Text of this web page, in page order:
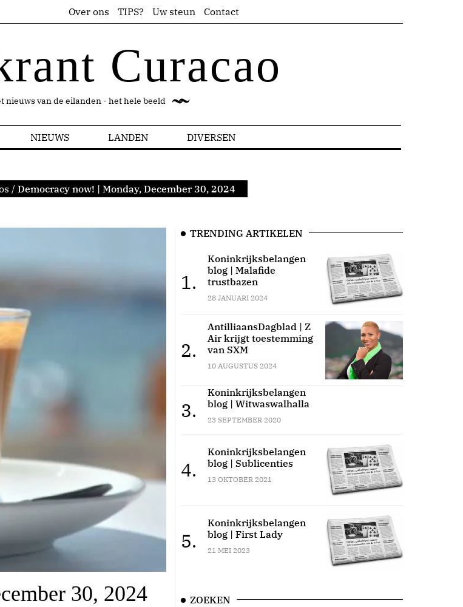
Over ons TIPS? Uw steun Contact
Curacao
nieuws van de eilanden - het hele beeld
NIEUWS LANDEN DIVERSEN
/ Democracy now! | Monday, December 30, 2024
30, 2024
TRENDING ARTIKELEN
1.
Koninkrijksbelangen
blog | Malafide
trustbazen
28 JANUARI 2024
2.
AntilliaansDagblad | Z
Air krijgt toestemming
van SXM
10 AUGUSTUS 2024
3.
Koninkrijksbelangen
blog | Witwaswalhalla
23 SEPTEMBER 2020
4.
Koninkrijksbelangen
blog | Sublicenties
13 OKTOBER 2021
5.
Koninkrijksbelangen
blog | First Lady
21 MEI 2023
ZOEKEN